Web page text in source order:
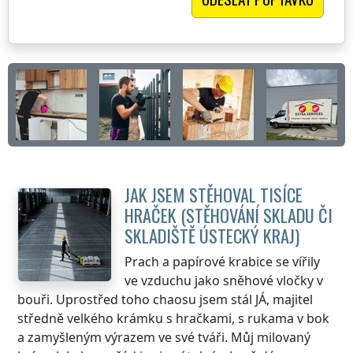
JAK JSEM STĚHOVAL TISÍCE
HRAČEK (STĚHOVÁNÍ SKLADU ČI
SKLADIŠTĚÚSTECKÝ KRAJ)
Prach a papírové krabice se vířily
ve vzduchu jako sněhové vločky v
bouři. Uprostřed toho chaosu jsem stál JÁ, majitel
středně velkého krámku s hračkami, s rukama v bok
a zamyšleným výrazem ve své tváři. Můj milovaný